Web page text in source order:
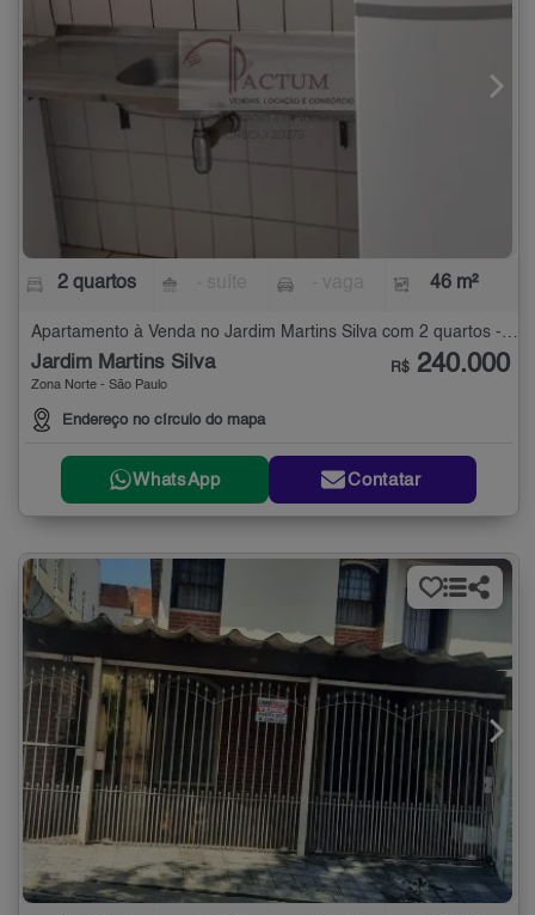
2 quartos 46 m²
Apartamento à Venda no Jardim Martins Silva com 2 quartos - 46 m²
Jardim Martins Silva
Zona Norte - São Paulo
Endereço no círculo do mapa
R$ 240.000
WhatsApp Contatar